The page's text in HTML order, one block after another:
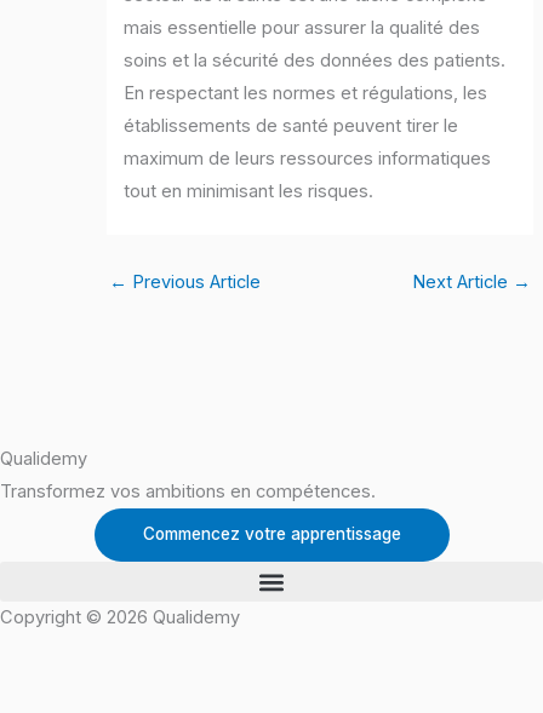
mais essentielle pour assurer la qualité des
soins et la sécurité des données des patients.
En respectant les normes et régulations, les
établissements de santé peuvent tirer le
maximum de leurs ressources informatiques
tout en minimisant les risques.
← Previous Article Next Article →
Qualidemy
Transformez vos ambitions en compétences.
Commencez votre apprentissage
Copyright © 2026 Qualidemy